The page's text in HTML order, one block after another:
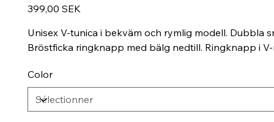
Prix
399,00 SEK
Unisex V-tunica i bekväm och rymlig modell. Dubbla
Bröstficka ringknapp med bälg nedtill. Ringknapp i
Color